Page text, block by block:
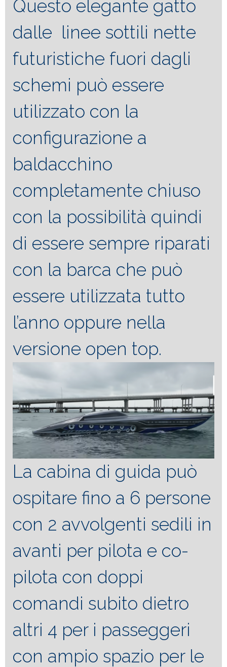
Questo elegante gatto
dalle linee sottili nette
futuristiche fuori dagli
schemi può essere
utilizzato con la
configurazione a
baldacchino
completamente chiuso
con la possibilità quindi
di essere sempre riparati
con la barca che può
essere utilizzata tutto
l’anno oppure nella
versione open top.
La cabina di guida può
ospitare fino a 6 persone
con 2 avvolgenti sedili in
avanti per pilota e co-
pilota con doppi
comandi subito dietro
altri 4 per i passeggeri
con ampio spazio per le